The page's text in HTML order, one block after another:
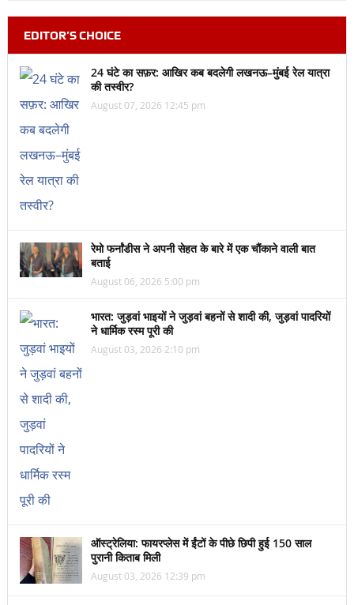
EDITOR’S CHOICE
24 घंटे का सफ़र: आखिर कब बदलेगी लखनऊ–मुंबई रेल यात्रा
की तस्वीर?
August 07, 2026 12:45 pm
रेमो फर्नांडीस ने अपनी सेहत के बारे में एक चौंकाने वाली बात
बताई
August 06, 2026 5:00 pm
भारत: जुड़वां भाइयों ने जुड़वां बहनों से शादी की, जुड़वां पादरियों
ने धार्मिक रस्म पूरी की
August 03, 2026 2:10 pm
ऑस्ट्रेलिया: फायरप्लेस में ईंटों के पीछे छिपी हुई 150 साल
पुरानी किताब मिली
August 03, 2026 12:39 pm